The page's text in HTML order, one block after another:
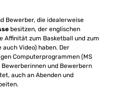
Bewerber, die idealerweise
besitzen, der englischen
Affinität zum Basketball und zum
auch Video) haben. Der
Computerprogrammen (MS
und Bewerbern
auch an Abenden und